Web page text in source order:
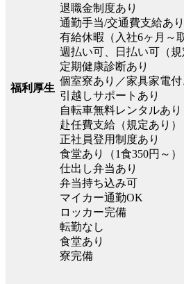
福利厚生
退職金制度あり
通勤手当/交通費支給あり
有給休暇（入社6ヶ月～
週払い可、日払い可（規
定期健康診断あり
個室寮あり／家具家電付
引越しサポートあり
自転車無料レンタルあり
赴任費支給（規定あり）
正社員登用制度あり
食堂あり（1食350円～）
仕出し弁当あり
弁当持ち込み可
マイカー通勤OK
ロッカー完備
転勤なし
食堂あり
寮完備